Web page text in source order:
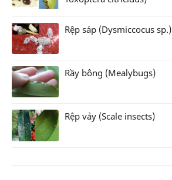
Rệp sáp (Dysmiccocus sp.)
Rầy bông (Mealybugs)
Rệp vảy (Scale insects)